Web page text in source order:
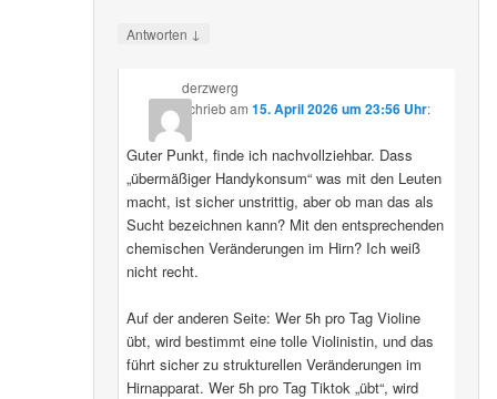
Antworten ↓
derzwerg
schriebam 15. April 2026 um 23:56 Uhr:
Guter Punkt, finde ich nachvollziehbar. Dass
„übermäßiger Handykonsum“ was mit den Leuten
macht, ist sicher unstrittig, aber ob man das als
Sucht bezeichnen kann? Mit den entsprechenden
chemischen Veränderungen im Hirn? Ich weiß
nicht recht.
Auf der anderen Seite: Wer 5h pro Tag Violine
übt, wird bestimmt eine tolle Violinistin, und das
führt sicher zu strukturellen Veränderungen im
Hirnapparat. Wer 5h pro Tag Tiktok „übt“, wird